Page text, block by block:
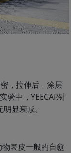
，拉伸后，涂层
验中，YEECAR针
显衰减。
物表皮一般的自愈